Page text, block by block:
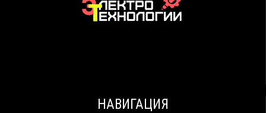
НАВИГАЦИЯ